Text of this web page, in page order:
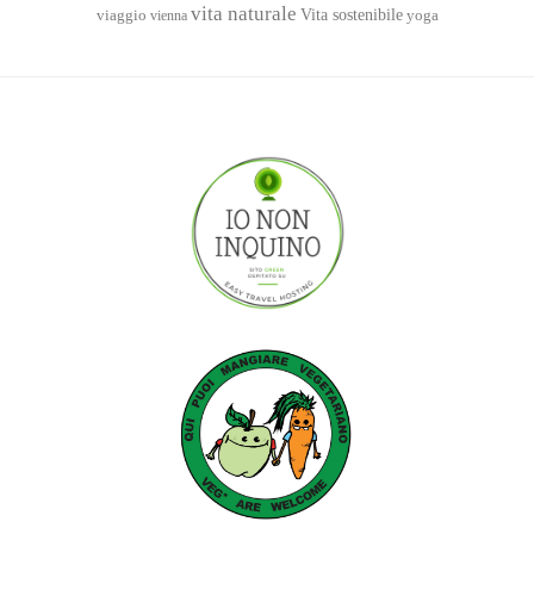
viaggio vienna vita naturale Vita sostenibile yoga